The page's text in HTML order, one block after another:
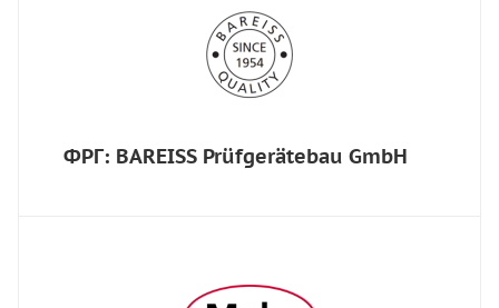
ФРГ: BAREISS Prüfgerätebau GmbH